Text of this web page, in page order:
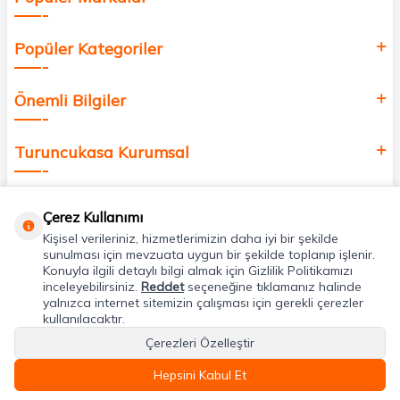
Popüler Kategoriler
Önemli Bilgiler
Turuncukasa Kurumsal
Uygulamalarımız
Adres & İletişim
Çerez Kullanımı
Kişisel verileriniz, hizmetlerimizin daha iyi bir şekilde
sunulması için mevzuata uygun bir şekilde toplanıp işlenir.
Konuyla ilgili detaylı bilgi almak için Gizlilik Politikamızı
inceleyebilirsiniz. Reddetseçeneğine tıklamanız halinde
yalnızca internet sitemizin çalışması için gerekli çerezler
kullanılacaktır.
Çerezleri Özelleştir
Hepsini Kabul Et